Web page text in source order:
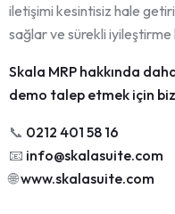
iletişimi kesintisiz hale
sağlar ve sürekli iyileştirme
Skala MRP hakkında
demo talep etmek için
📞 0212 401 58 16
📧 info@skalasuite.com
🌐www.skalasuite.com